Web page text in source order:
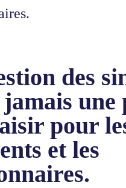
des
jamais
pour
et les